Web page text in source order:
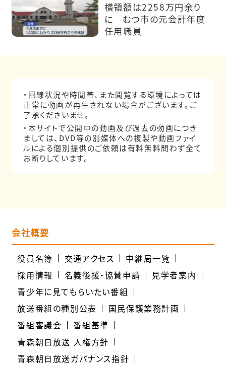
横領額は2258万円余り
に むつ市の元会計年度
任用職員
・回線状況や時間帯、また閲覧する環境によっては
正常に動画が再生されない場合がございます。ご
了承くださいませ。
・本サイトで公開中の動画及び過去の動画につき
ましては、DVD等の別媒体への複製や動画ファイ
ルによる個別提供のご依頼は有料無料問わず全て
お断りしています。
会社概要
役員名簿 交通アクセス
中継局一覧
採用情報
名義後援・協賛申請
見学者案内
青少年に見てもらいたい番組
放送番組の種別公表
国民保護業務計画
番組審議会
番組基準
青森朝日放送 人権方針
青森朝日放送ガバナンス指針